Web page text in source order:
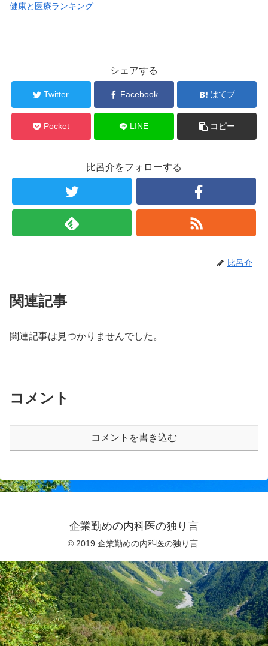
健康と医療ランキング
シェアする
Twitter Facebook はてブ
Pocket LINE コピー
比呂介をフォローする
比呂介
関連記事
関連記事は見つかりませんでした。
コメント
コメントを書き込む
企業勤めの内科医の独り言
© 2019 企業勤めの内科医の独り言.